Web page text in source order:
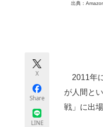
ちょっ
出典：
X
Share
LINE
2011年
が人間と
戦」に出